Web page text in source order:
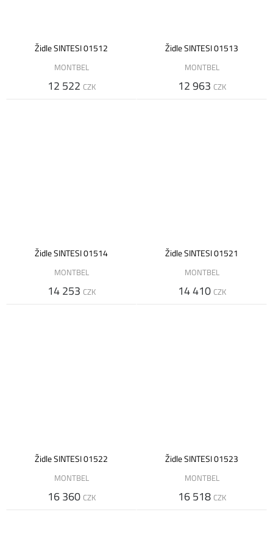
Židle SINTESI 01512
MONTBEL
12 522 CZK
Židle SINTESI 01513
MONTBEL
12 963 CZK
Židle SINTESI 01514
MONTBEL
14 253 CZK
Židle SINTESI 01521
MONTBEL
14 410 CZK
Židle SINTESI 01522
MONTBEL
16 360 CZK
Židle SINTESI 01523
MONTBEL
16 518 CZK